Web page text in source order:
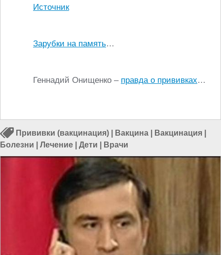
Источник
Зарубки на память…
Геннадий Онищенко – правда о прививках…
Прививки (вакцинация) Вакцина Вакцинация
Болезни
Лечение Дети Врачи